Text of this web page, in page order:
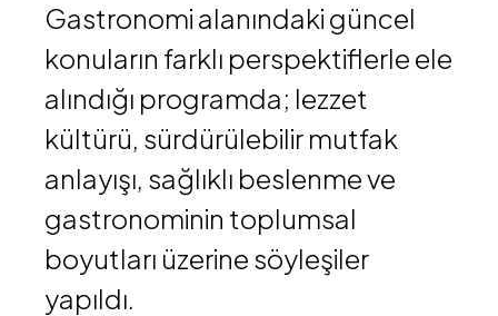
Gastronomi alanındaki güncel
konuların farklı perspektiflerle ele
alındığı programda; lezzet
kültürü, sürdürülebilir mutfak
anlayışı, sağlıklı beslenme ve
gastronominin toplumsal
boyutları üzerine söyleşiler
yapıldı.